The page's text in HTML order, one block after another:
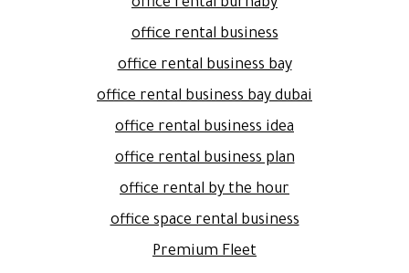
office rental burnaby
office rental business
office rental business bay
office rental business bay dubai
office rental business idea
office rental business plan
office rental by the hour
office space rental business
Premium Fleet